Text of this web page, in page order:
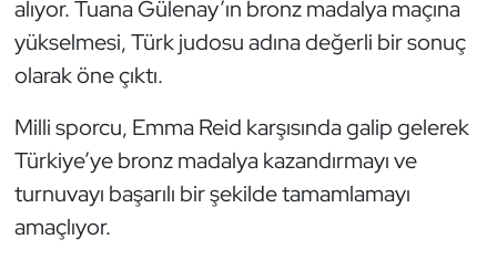
alıyor. Tuana Gülenay’ın bronz madalya maçına
yükselmesi, Türk judosu adına değerli bir sonuç
olarak öne çıktı.
Milli sporcu, Emma Reid karşısında galip gelerek
Türkiye’ye bronz madalya kazandırmayı ve
turnuvayı başarılı bir şekilde tamamlamayı
amaçlıyor.
Motor Sporları
Muay Thai
Okçuluk
Optimist